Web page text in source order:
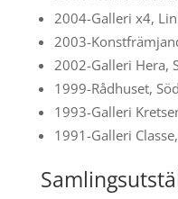
2004-Galleri x4,
2003-
2002-Galleri Hera,
1999-Rådhuset,
1993-Galleri
1991-Galleri